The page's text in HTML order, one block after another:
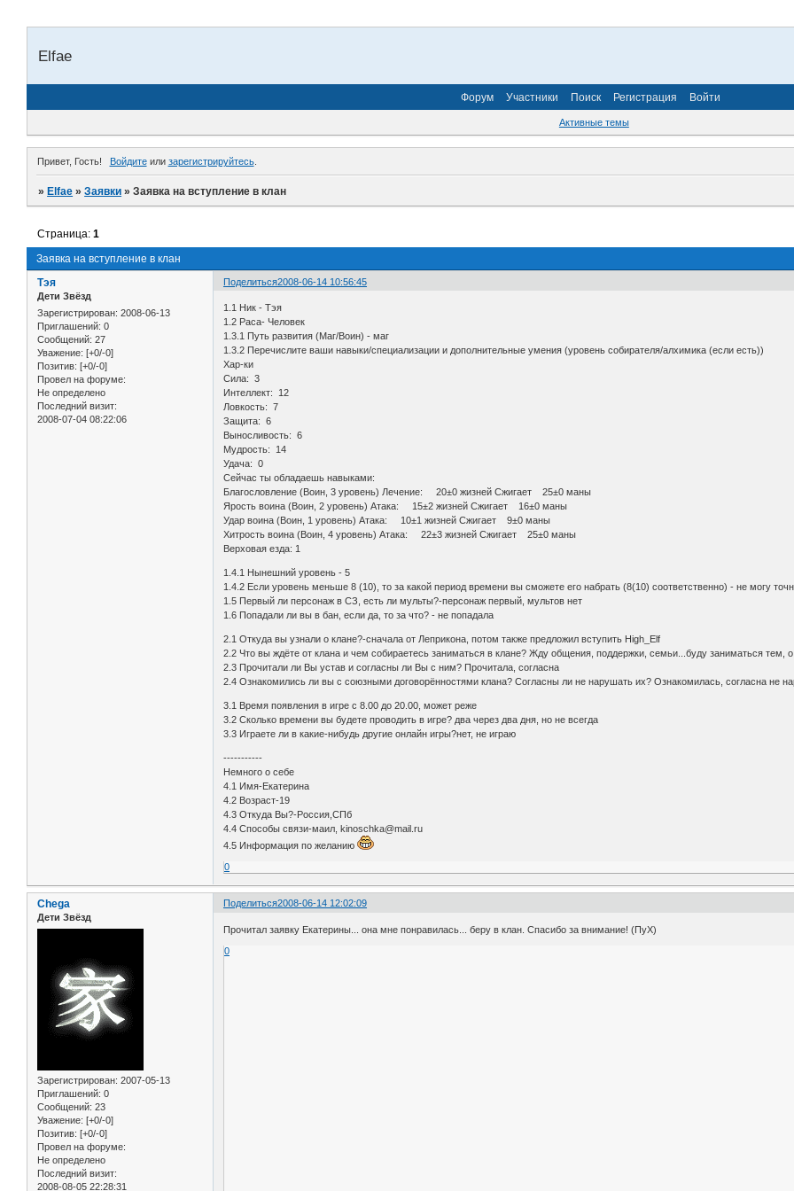
Elfae
Форум Участники Поиск Регистрация Войти
Активные темы
Привет, Гость! Войдитеили зарегистрируйтесь.
»Elfae »Заявки »Заявка на вступление в клан
Заявка на вступление в клан
Страница:1
Поделиться2008-06-14 10:56:45
Тэя
Дети Звёзд
Зарегистрирован: 2008-06-13
Приглашений: 0
Сообщений: 27
Уважение: [+0/-0]
Позитив: [+0/-0]
Провел на форуме:
Не определено
Последний визит:
2008-07-04 08:22:06
1.1 Ник - Тэя
1.2 Раса- Человек
1.3.1 Путь развития (Маг/Воин) - маг
1.3.2 Перечислите ваши навыки/специализации и дополнительные умения (уровень собирателя/алхимика (если есть))
Хар-ки
Сила: 3
Интеллект: 12
Ловкость: 7
Защита: 6
Выносливость: 6
Мудрость: 14
Удача: 0
Сейчас ты обладаешь навыками:
Благословление (Воин, 3 уровень) Лечение: 20±0 жизней Сжигает 25±0 маны
Ярость воина (Воин, 2 уровень) Атака: 15±2 жизней Сжигает 16±0 маны
Удар воина (Воин, 1 уровень) Атака: 10±1 жизней Сжигает 9±0 маны
Хитрость воина (Воин, 4 уровень) Атака: 22±3 жизней Сжигает 25±0 маны
Верховая езда: 1
1.4.1 Нынешний уровень - 5
1.4.2 Если уровень меньше 8 (10), то за какой период времени вы сможете его набрать (8(10) соответственно) - не могу
1.5 Первый ли персонаж в СЗ, есть ли мульты?-персонаж первый, мультов нет
1.6 Попадали ли вы в бан, если да, то за что? - не попадала
2.1 Откуда вы узнали о клане?-сначала от Леприкона, потом также предложил вступить High_Elf
2.2 Что вы ждёте от клана и чем собираетесь заниматься в клане? Жду общения, поддержки, семьи...буду заниматься тем,
2.3 Прочитали ли Вы устав и согласны ли Вы с ним? Прочитала, согласна
2.4 Ознакомились ли вы с союзными договорённостями клана? Согласны ли не нарушать их? Ознакомилась, согласна не
3.1 Время появления в игре с 8.00 до 20.00, может реже
3.2 Сколько времени вы будете проводить в игре? два через два дня, но не всегда
3.3 Играете ли в какие-нибудь другие онлайн игры?нет, не играю
-----------
Немного о себе
4.1 Имя-Екатерина
4.2 Возраст-19
4.3 Откуда Вы?-Россия,СПб
4.4 Способы связи-маил, kinoschka@mail.ru
4.5 Информация по желанию
0
Поделиться2008-06-14 12:02:09
Chega
Дети Звёзд
Зарегистрирован: 2007-05-13
Приглашений: 0
Сообщений: 23
Уважение: [+0/-0]
Позитив: [+0/-0]
Провел на форуме:
Не определено
Последний визит:
2008-08-05 22:28:31
Прочитал заявку Екатерины... она мне понравилась... беру в клан. Спасибо за внимание! (ПуХ)
0